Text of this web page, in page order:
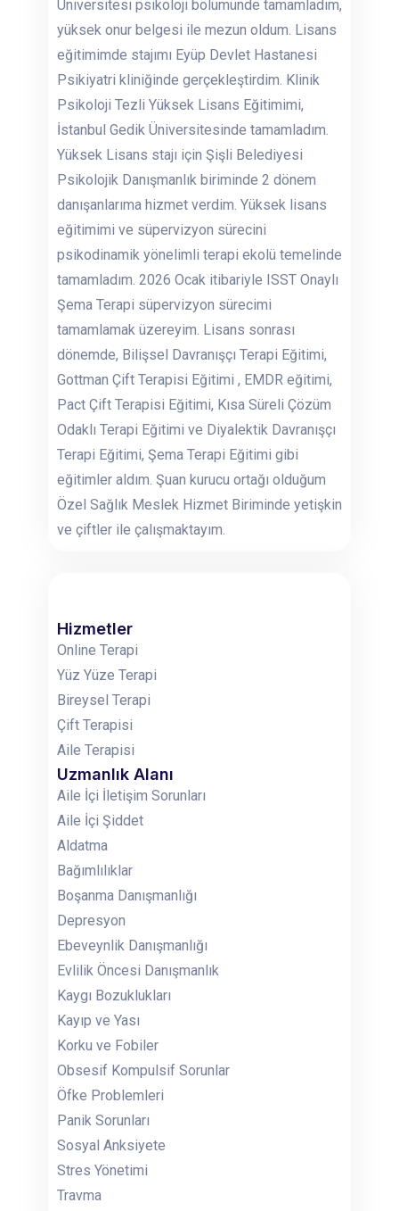
Üniversitesi psikoloji bölümünde tamamladım,
yüksek onur belgesi ile mezun oldum. Lisans
eğitimimde stajımı Eyüp Devlet Hastanesi
Psikiyatri kliniğinde gerçekleştirdim. Klinik
Psikoloji Tezli Yüksek Lisans Eğitimimi,
İstanbul Gedik Üniversitesinde tamamladım.
Yüksek Lisans stajı için Şişli Belediyesi
Psikolojik Danışmanlık biriminde 2 dönem
danışanlarıma hizmet verdim. Yüksek lisans
eğitimimi ve süpervizyon sürecini
psikodinamik yönelimli terapi ekolü temelinde
tamamladım. 2026 Ocak itibariyle ISST Onaylı
Şema Terapi süpervizyon sürecimi
tamamlamak üzereyim. Lisans sonrası
dönemde, Bilişsel Davranışçı Terapi Eğitimi,
Gottman Çift Terapisi Eğitimi , EMDR eğitimi,
Pact Çift Terapisi Eğitimi, Kısa Süreli Çözüm
Odaklı Terapi Eğitimi ve Diyalektik Davranışçı
Terapi Eğitimi, Şema Terapi Eğitimi gibi
eğitimler aldım. Şuan kurucu ortağı olduğum
Özel Sağlık Meslek Hizmet Biriminde yetişkin
ve çiftler ile çalışmaktayım.
Hizmetler
Online Terapi
Yüz Yüze Terapi
Bireysel Terapi
Çift Terapisi
Aile Terapisi
Uzmanlık Alanı
Aile İçi İletişim Sorunları
Aile İçi Şiddet
Aldatma
Bağımlılıklar
Boşanma Danışmanlığı
Depresyon
Ebeveynlik Danışmanlığı
Evlilik Öncesi Danışmanlık
Kaygı Bozuklukları
Kayıp ve Yası
Korku ve Fobiler
Obsesif Kompulsif Sorunlar
Öfke Problemleri
Panik Sorunları
Sosyal Anksiyete
Stres Yönetimi
Travma